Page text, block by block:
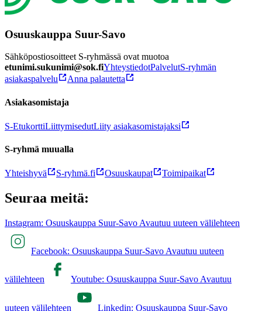
Osuuskauppa Suur-Savo
Sähköpostiosoitteet S-ryhmässä ovat muotoa
etunimi.sukunimi@sok.fiYhteystiedotPalvelutS-ryhmän
asiakaspalvelu
Anna palautetta
Asiakasomistaja
S-EtukorttiLiittymisedutLiity asiakasomistajaksi
S-ryhmä muualla
Yhteishyvä S-ryhmä.fi Osuuskaupat Toimipaikat
Seuraa meitä:
Instagram: Osuuskauppa Suur-Savo Avautuu uuteen välilehteen
Facebook: Osuuskauppa Suur-Savo Avautuu uuteen
välilehteen Youtube: Osuuskauppa Suur-Savo Avautuu
uuteen välilehteen Linkedin: Osuuskauppa Suur-Savo